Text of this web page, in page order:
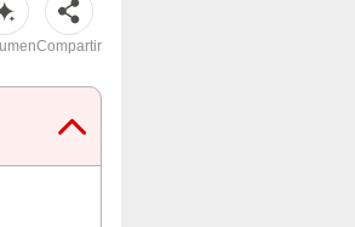
Compartir